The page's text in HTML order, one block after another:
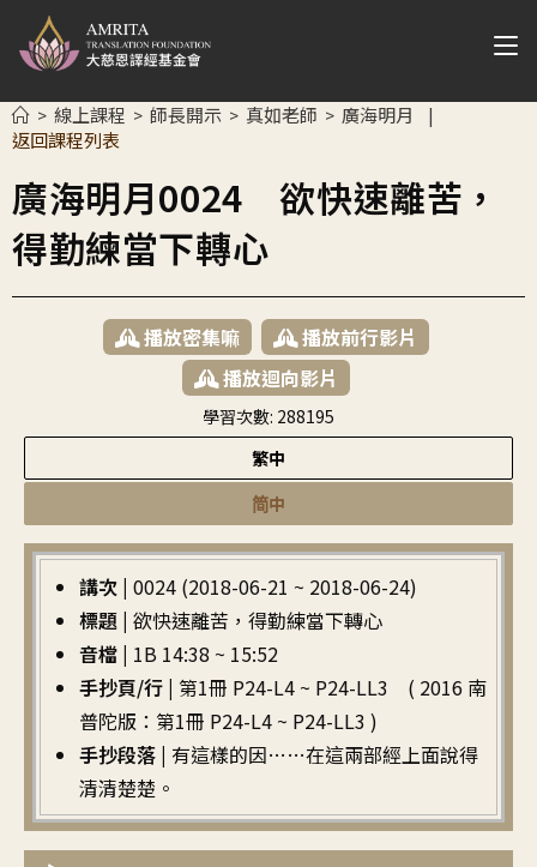
> 線上課程 > 師長開示 > 真如老師 > 廣海明月 |
返回課程列表
廣海明月0024 欲快速離苦，
得勤練當下轉心
播放密集嘛
播放前行影片
播放迴向影片
學習次數: 288195
繁中
简中
講次 | 0024 (2018-06-21 ~ 2018-06-24)
標題 | 欲快速離苦，得勤練當下轉心
音檔 | 1B 14:38 ~ 15:52
手抄頁/行 | 第1冊 P24-L4 ~ P24-LL3 ( 2016 南
普陀版：第1冊 P24-L4 ~ P24-LL3 )
手抄段落 | 有這樣的因……在這兩部經上面說得
清清楚楚。